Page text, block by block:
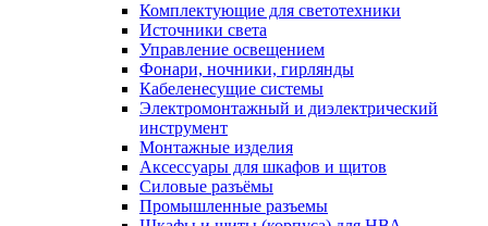
Комплектующие для светотехники
Источники света
Управление освещением
Фонари, ночники, гирлянды
Кабеленесущие системы
Электромонтажный и диэлектрический
инструмент
Монтажные изделия
Аксессуары для шкафов и щитов
Силовые разъёмы
Промышленные разъемы